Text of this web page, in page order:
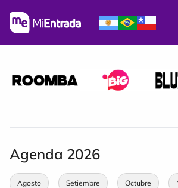
Agenda 2026
Agosto Setiembre Octubre